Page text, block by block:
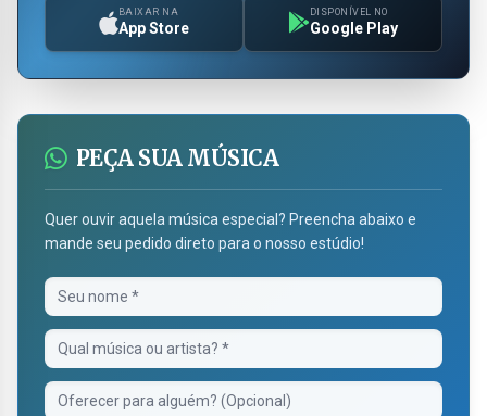
BAIXAR NA
App Store
DISPONÍVEL NO
Google Play
PEÇA SUA MÚSICA
Quer ouvir aquela música especial? Preencha abaixo e
mande seu pedido direto para o nosso estúdio!